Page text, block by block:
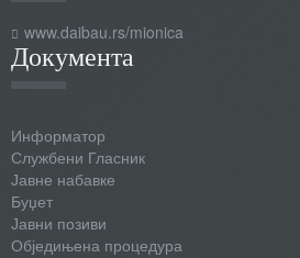
www.daibau.rs/mionica
Документа
Информатор
Службени Гласник
Јавне набавке
Буџет
Јавни позиви
Обједињена процедура